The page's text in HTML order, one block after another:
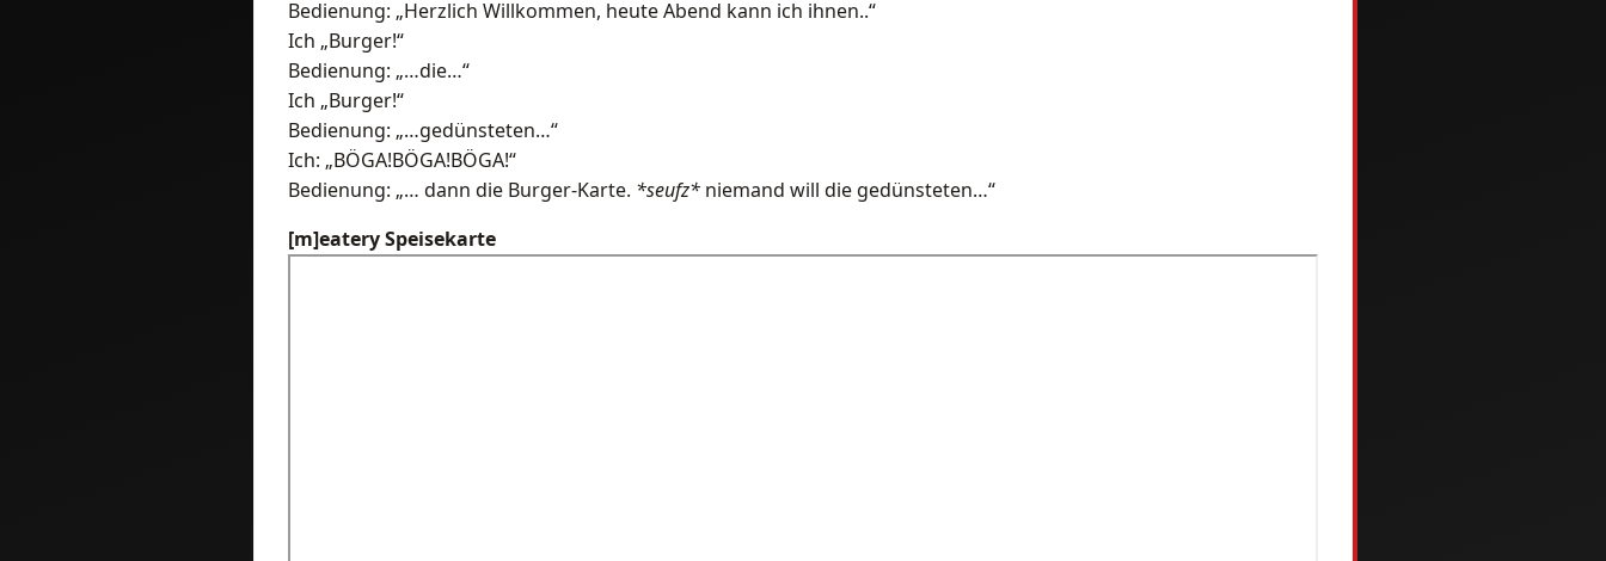
Bedienung: „Herzlich Willkommen, heute Abend kann ich ihnen..“
Ich „Burger!“
Bedienung: „…die…“
Ich „Burger!“
Bedienung: „…gedünsteten…“
Ich: „BÖGA!BÖGA!BÖGA!“
Bedienung: „… dann die Burger-Karte. *seufz* niemand will die gedünsteten…“
[m]eatery Speisekarte